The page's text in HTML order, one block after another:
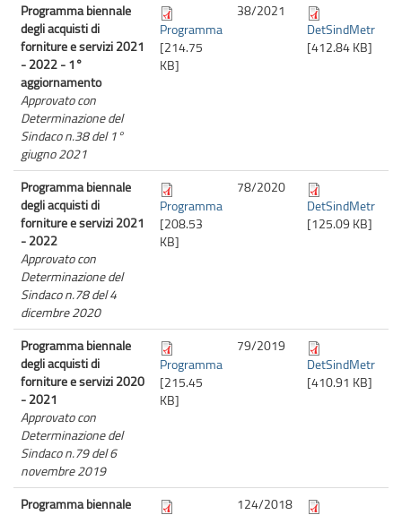
Programma biennale
degli acquisti di
forniture e servizi 2021
- 2022 - 1°
aggiornamento
Approvato con
Determinazione del
Sindaco n.38 del 1°
giugno 2021
Programma
[214.75
KB]
38/2021
DetSindMetr
[412.84 KB]
Programma biennale
degli acquisti di
forniture e servizi 2021
- 2022
Approvato con
Determinazione del
Sindaco n.78 del 4
dicembre 2020
Programma
[208.53
KB]
78/2020
DetSindMetr
[125.09 KB]
Programma biennale
degli acquisti di
forniture e servizi 2020
- 2021
Approvato con
Determinazione del
Sindaco n.79 del 6
novembre 2019
Programma
[215.45
KB]
79/2019
DetSindMetr
[410.91 KB]
Programma biennale
124/2018